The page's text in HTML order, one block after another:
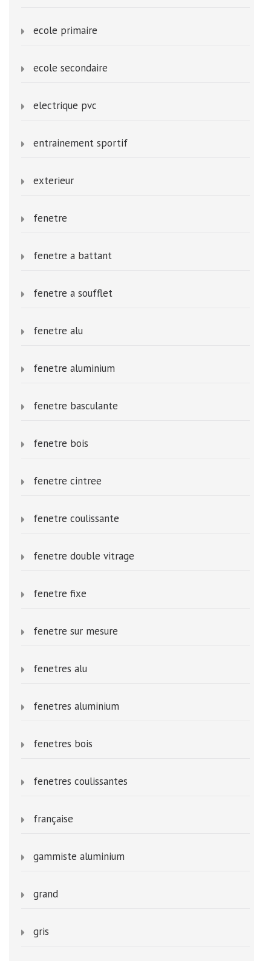
ecole primaire
ecole secondaire
electrique pvc
entrainement sportif
exterieur
fenetre
fenetre a battant
fenetre a soufflet
fenetre alu
fenetre aluminium
fenetre basculante
fenetre bois
fenetre cintree
fenetre coulissante
fenetre double vitrage
fenetre fixe
fenetre sur mesure
fenetres alu
fenetres aluminium
fenetres bois
fenetres coulissantes
française
gammiste aluminium
grand
gris